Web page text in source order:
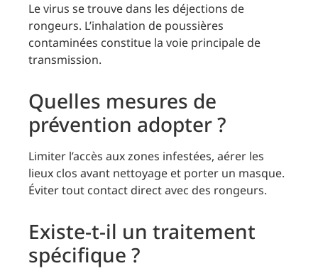
Le virus se trouve dans les déjections de
rongeurs. L’inhalation de poussières
contaminées constitue la voie principale de
transmission.
Quelles mesures de
prévention adopter ?
Limiter l’accès aux zones infestées, aérer les
lieux clos avant nettoyage et porter un masque.
Éviter tout contact direct avec des rongeurs.
Existe-t-il un traitement
spécifique ?